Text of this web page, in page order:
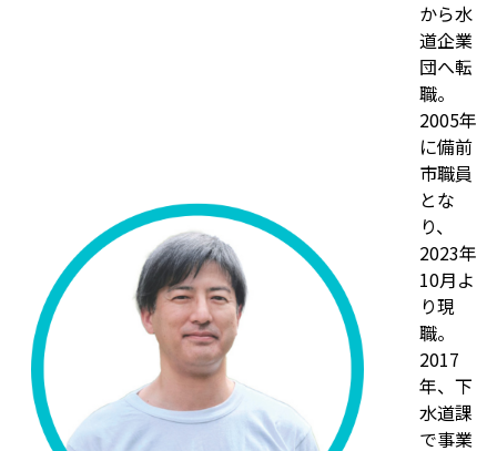
から水
道企業
団へ転
職。
2005年
に備前
市職員
とな
り、
2023年
10月よ
り現
職。
2017
年、下
水道課
で事業